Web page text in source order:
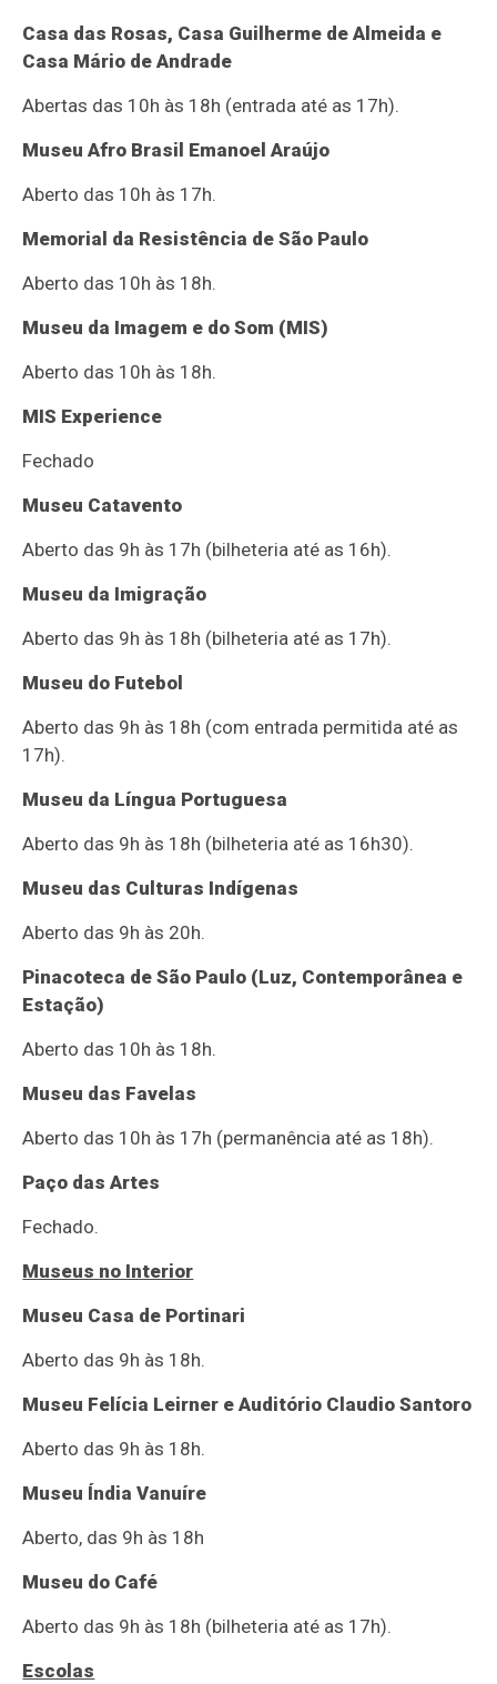
Casa das Rosas, Casa Guilherme de Almeida e
Casa Mário de Andrade
Abertas das 10h às 18h (entrada até as 17h).
Museu Afro Brasil Emanoel Araújo
Aberto das 10h às 17h.
Memorial da Resistência de São Paulo
Aberto das 10h às 18h.
Museu da Imagem e do Som (MIS)
Aberto das 10h às 18h.
MIS Experience
Fechado
Museu Catavento
Aberto das 9h às 17h (bilheteria até as 16h).
Museu da Imigração
Aberto das 9h às 18h (bilheteria até as 17h).
Museu do Futebol
Aberto das 9h às 18h (com entrada permitida até as
17h).
Museu da Língua Portuguesa
Aberto das 9h às 18h (bilheteria até as 16h30).
Museu das Culturas Indígenas
Aberto das 9h às 20h.
Pinacoteca de São Paulo (Luz, Contemporânea e
Estação)
Aberto das 10h às 18h.
Museu das Favelas
Aberto das 10h às 17h (permanência até as 18h).
Paço das Artes
Fechado.
Museus no Interior
Museu Casa de Portinari
Aberto das 9h às 18h.
Museu Felícia Leirner e Auditório Claudio Santoro
Aberto das 9h às 18h.
Museu Índia Vanuíre
Aberto, das 9h às 18h
Museu do Café
Aberto das 9h às 18h (bilheteria até as 17h).
Escolas